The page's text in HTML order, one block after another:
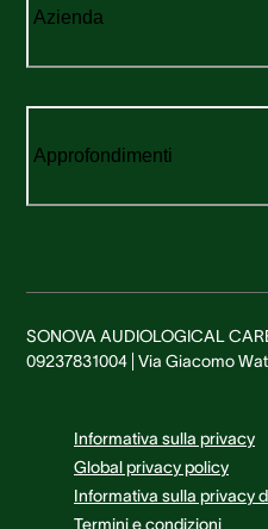
Azienda
Approfondimenti
SONOVA AUDIOLOGICAL
09237831004 | Via Giacomo
Informativa sulla privacy
Global privacy policy
Informativa sulla privacy
Termini e condizioni